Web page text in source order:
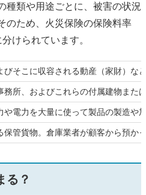
種類や用途ごとに、被害の状況
のため、火災保険の保険料率
けられています。
びそこに収容される動産（家財）な
務所、およびこれらの付属建物また
や電力を大量に使って製品の製造や
保管貨物。倉庫業者が顧客から預か
る？